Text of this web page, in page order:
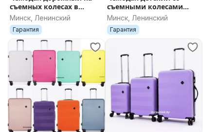
съемных колесах в
Минске, поликарбонат
ABS - пластик ДОСТАВКА
Минск, Ленинский
Гарантия
съемными колесами
Холодное сердце 7
Минск, Ленинский
Гарантия